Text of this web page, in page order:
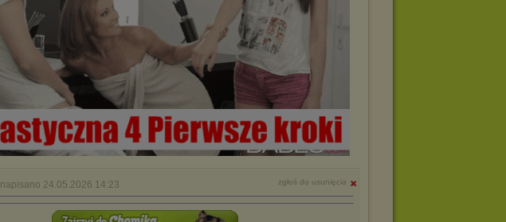
napisano 24.05.2026 14:23 zgłoś do usunięcia